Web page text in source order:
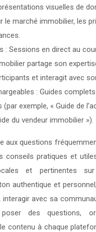
visuelles de
le marché immobilier, les
: Sessions en direct au
partage son
et interagit avec
: Guides
exemple, « Guide de
du vendeur immobilier »).
aux questions
conseils pratiques et
et pertinentes
authentique et
avec sa
des questions,
contenu à chaque